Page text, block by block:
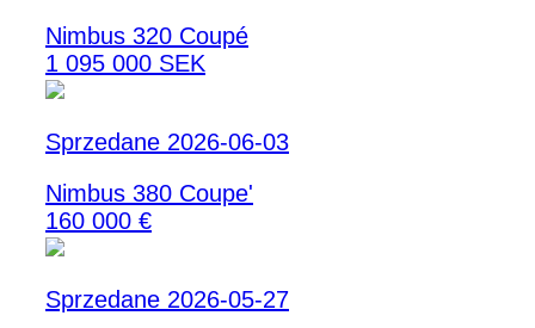
Nimbus 320 Coupé
1 095 000 SEK
Sprzedane 2026-06-03
Nimbus 380 Coupe'
160 000 €
Sprzedane 2026-05-27